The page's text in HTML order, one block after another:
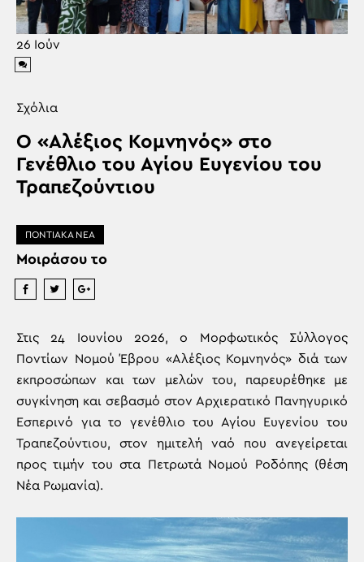
26 Ιούν
Σχόλια
Ο «Αλέξιος Κομνηνός» στο
Γενέθλιο του Αγίου Ευγενίου του
Τραπεζούντιου
ΠΟΝΤΙΑΚΑ ΝΕΑ
Μοιράσου το
Στις 24 Ιουνίου 2026, ο Μορφωτικός Σύλλογος
Ποντίων Νομού Έβρου «Αλέξιος Κομνηνός» διά των
εκπροσώπων και των μελών του, παρευρέθηκε με
συγκίνηση και σεβασμό στον Αρχιερατικό Πανηγυρικό
Εσπερινό για το γενέθλιο του Αγίου Ευγενίου του
Τραπεζούντιου, στον ημιτελή ναό που ανεγείρεται
προς τιμήν του στα Πετρωτά Νομού Ροδόπης (θέση
Νέα Ρωμανία).